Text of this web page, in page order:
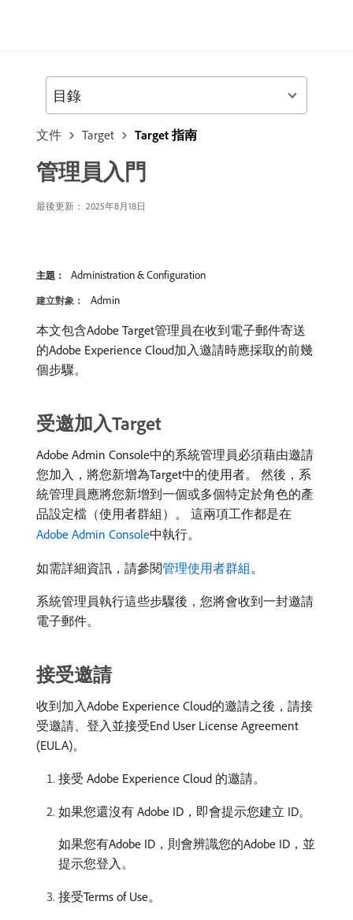
文件 Target Target 指南
管理員入門
最後更新： 2025年8月18日
主題： Administration & Configuration
建立對象： Admin
本文包含Adobe Target管理員在收到電子郵件寄送
的Adobe Experience Cloud加入邀請時應採取的前幾
個步驟。
受邀加入Target
Adobe Admin Console中的系統管理員必須藉由邀請
您加入，將您新增為Target中的使用者。 然後，系
統管理員應將您新增到一個或多個特定於角色的產
品設定檔（使用者群組）。 這兩項工作都是在
Adobe Admin Console中執行。
如需詳細資訊，請參閱管理使用者群組。
系統管理員執行這些步驟後，您將會收到一封邀請
電子郵件。
接受邀請
收到加入Adobe Experience Cloud的邀請之後，請接
受邀請、登入並接受End User License Agreement
(EULA)。
接受 Adobe Experience Cloud 的邀請。
如果您還沒有 Adobe ID，即會提示您建立 ID。
如果您有Adobe ID，則會辨識您的Adobe ID，並
提示您登入。
接受Terms of Use。
目錄